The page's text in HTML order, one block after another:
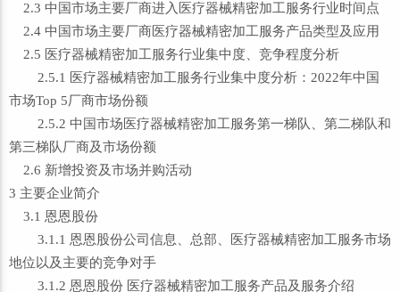
2.3 中国市场主要厂商进入医疗器械精密加工服务行业时间点
2.4 中国市场主要厂商医疗器械精密加工服务产品类型及应用
2.5 医疗器械精密加工服务行业集中度、竞争程度分析
2.5.1 医疗器械精密加工服务行业集中度分析：2022年中国
市场Top 5厂商市场份额
2.5.2 中国市场医疗器械精密加工服务第一梯队、第二梯队和
第三梯队厂商及市场份额
2.6 新增投资及市场并购活动
3 主要企业简介
3.1 恩恩股份
3.1.1 恩恩股份公司信息、总部、医疗器械精密加工服务市场
地位以及主要的竞争对手
3.1.2 恩恩股份 医疗器械精密加工服务产品及服务介绍